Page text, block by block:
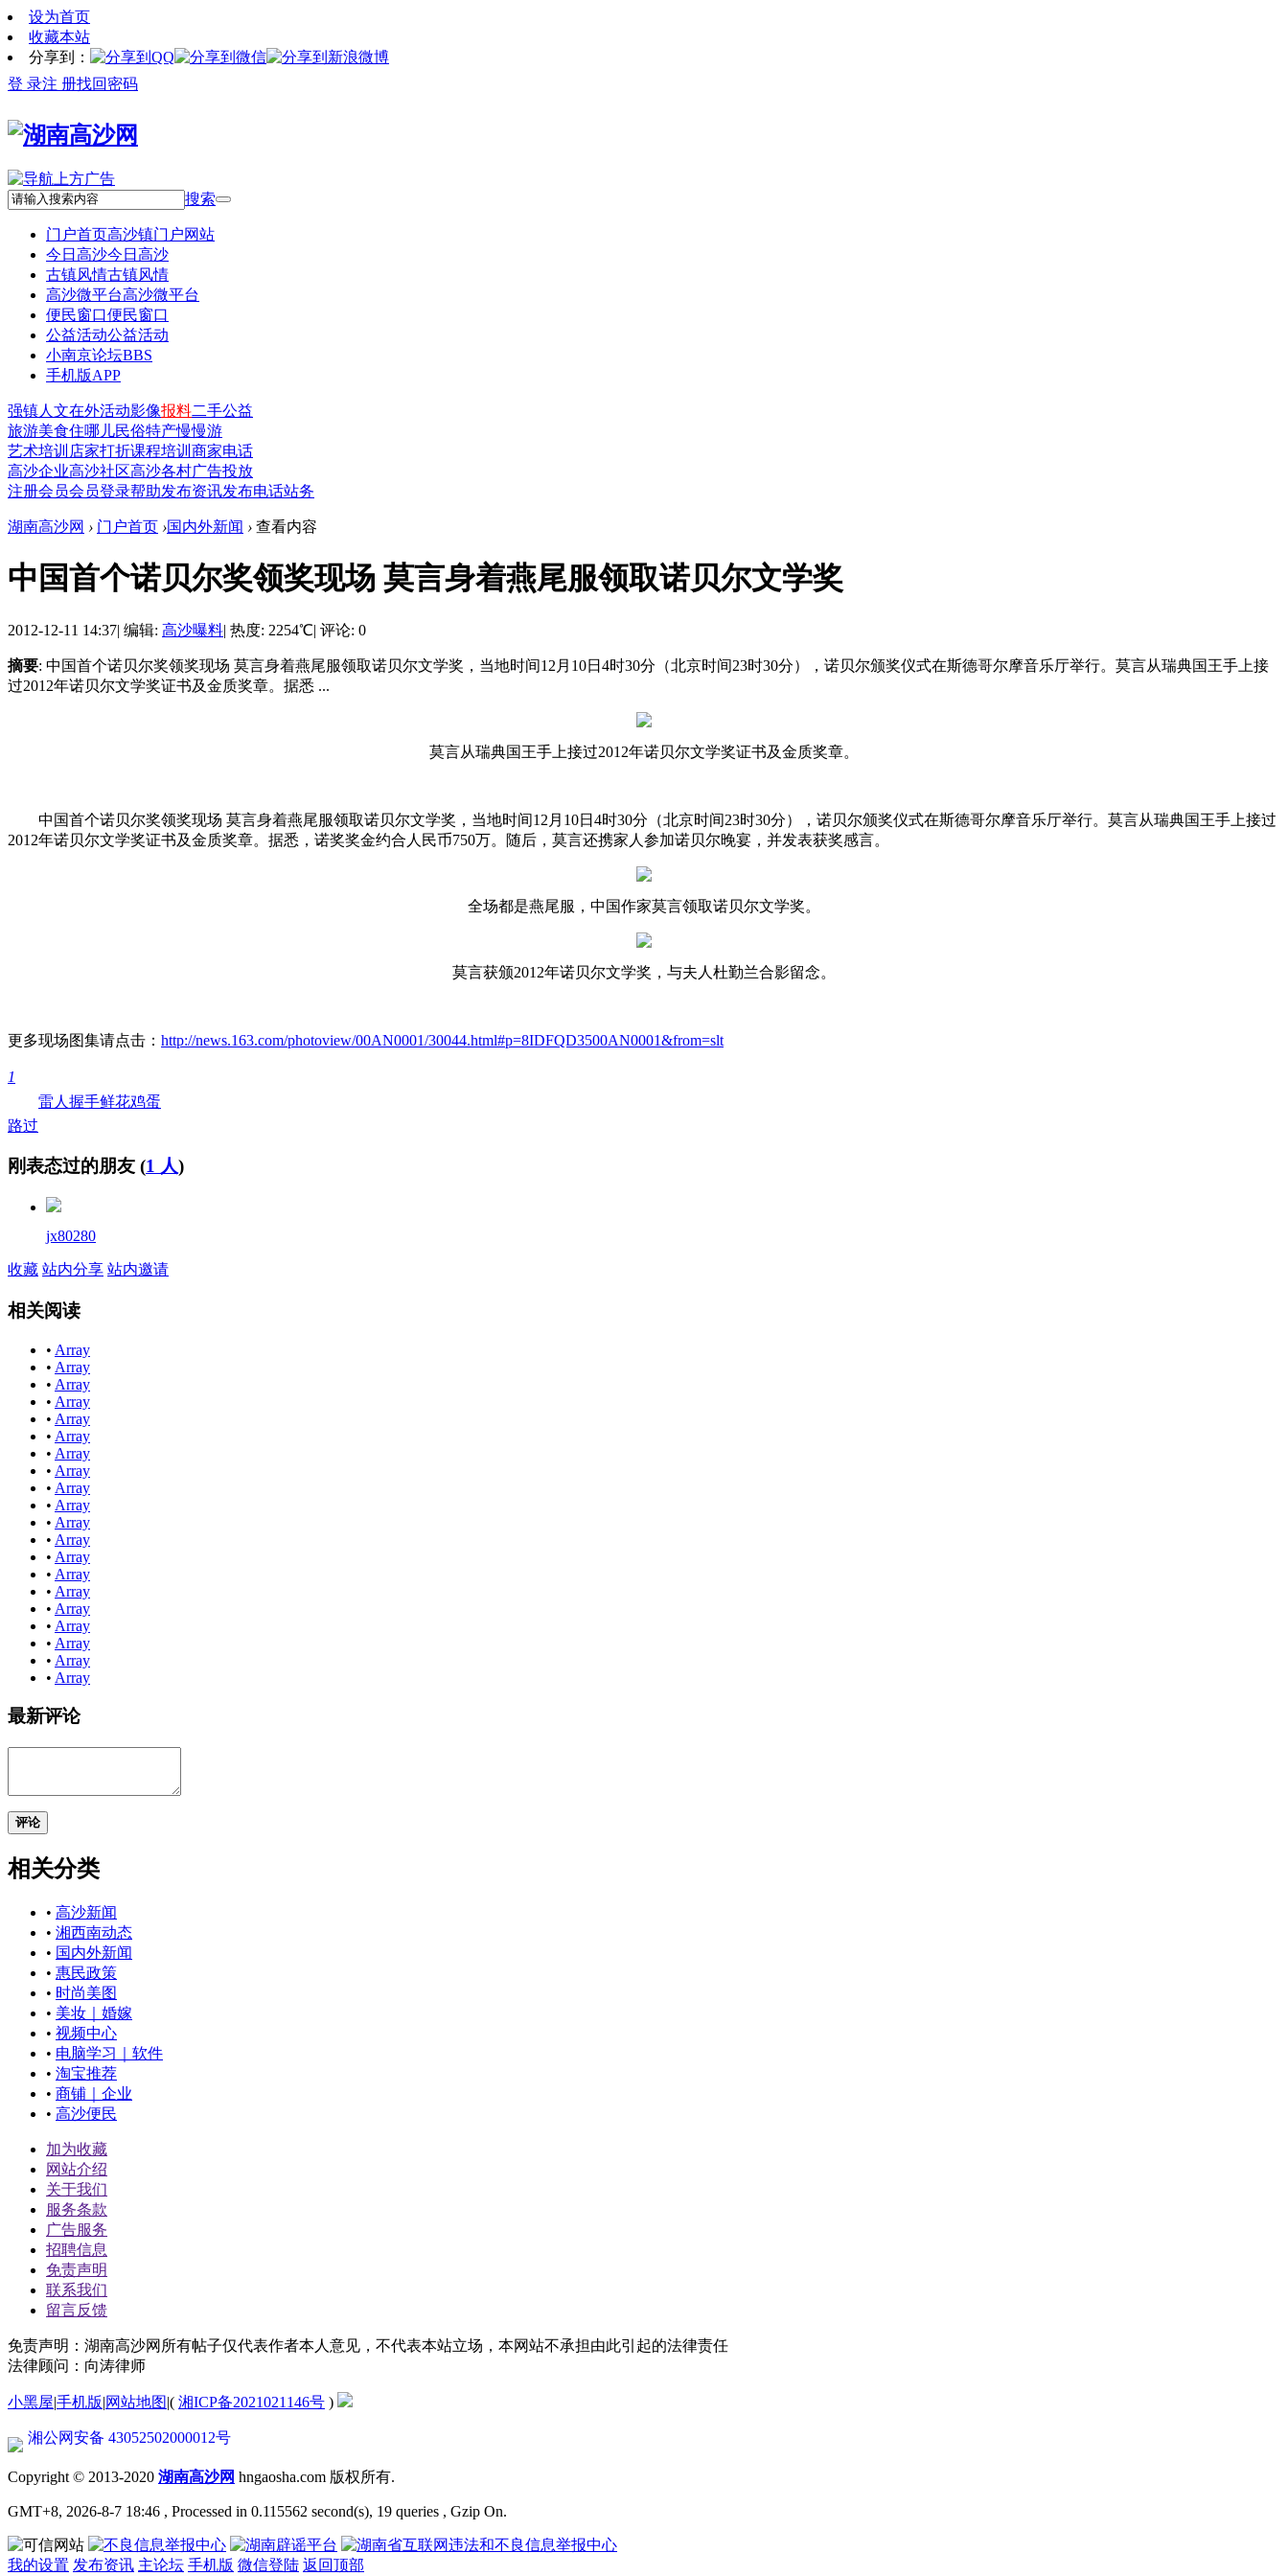
设为首页
收藏本站
分享到：
登 录注 册找回密码
搜索
门户首页高沙镇门户网站
今日高沙今日高沙
古镇风情古镇风情
高沙微平台高沙微平台
便民窗口便民窗口
公益活动公益活动
小南京论坛BBS
手机版APP
强镇人文在外活动影像报料二手公益
旅游美食住哪儿民俗特产慢慢游
艺术培训 店家打折课程培训 商家电话
高沙企业高沙社区高沙各村广告投放
注册会员会员登录帮助发布资讯发布电话站务
湖南高沙网 › 门户首页 ›国内外新闻 › 查看内容
中国首个诺贝尔奖领奖现场 莫言身着燕尾服领取诺贝尔文学奖
2012-12-11 14:37| 编辑: 高沙曝料| 热度: 2254℃| 评论: 0
摘要: 中国首个诺贝尔奖领奖现场 莫言身着燕尾服领取诺贝尔文学奖，当地时间12月10日4时30分（北京时间23时30分），诺贝尔颁奖仪式在斯德哥尔摩音乐厅举行。莫言从瑞典国王手上接
过2012年诺贝尔文学奖证书及金质奖章。据悉 ...
莫言从瑞典国王手上接过2012年诺贝尔文学奖证书及金质奖章。
中国首个诺贝尔奖领奖现场 莫言身着燕尾服领取诺贝尔文学奖，当地时间12月10日4时30分（北京时间23时30分），诺贝尔颁奖仪式在斯德哥尔摩音乐厅举行。莫言从瑞典国王手上接过
2012年诺贝尔文学奖证书及金质奖章。据悉，诺奖奖金约合人民币750万。随后，莫言还携家人参加诺贝尔晚宴，并发表获奖感言。
全场都是燕尾服，中国作家莫言领取诺贝尔文学奖。
莫言获颁2012年诺贝尔文学奖，与夫人杜勤兰合影留念。
更多现场图集请点击： http://news.163.com/photoview/00AN0001/30044.html#p=8IDFQD3500AN0001&from=slt
1
路过
雷人 握手鲜花鸡蛋
刚表态过的朋友 (1 人)
jx80280
收藏 站内分享 站内邀请
相关阅读
• Array
• Array
• Array
• Array
• Array
• Array
• Array
• Array
• Array
• Array
• Array
• Array
• Array
• Array
• Array
• Array
• Array
• Array
• Array
• Array
最新评论
评论
相关分类
• 高沙新闻
• 湘西南动态
• 国内外新闻
• 惠民政策
• 时尚美图
• 美妆｜婚嫁
• 视频中心
• 电脑学习｜软件
• 淘宝推荐
• 商铺｜企业
• 高沙便民
加为收藏
网站介绍
关于我们
服务条款
广告服务
招聘信息
免责声明
联系我们
留言反馈
免责声明：湖南高沙网所有帖子仅代表作者本人意见，不代表本站立场，本网站不承担由此引起的法律责任
法律顾问：向涛律师
小黑屋|手机版|网站地图|( 湘ICP备2021021146号 )
湘公网安备 43052502000012号
Copyright © 2013-2020 湖南高沙网 hngaosha.com 版权所有.
GMT+8, 2026-8-7 18:46 , Processed in 0.115562 second(s), 19 queries , Gzip On.
我的设置 发布资讯 主论坛 手机版 微信登陆 返回顶部